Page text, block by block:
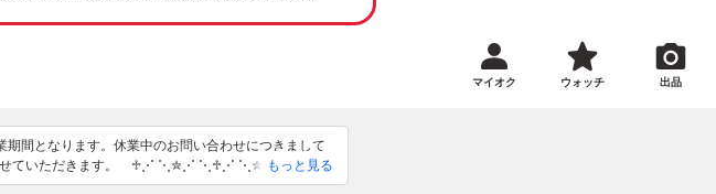
マイオク ウォッチ 出品
期間となります。休業中のお問い合わせにつきまして
させていただきます。　♱⋰ ⋱✮⋰ ⋱♱⋰ ⋱✮⋰ ⋱♱⋰ ⋱
⋱♱⋰ ⋱✮⋰ ⋱♱⋰⋱✮⋰ ⋱♱
もっと見る